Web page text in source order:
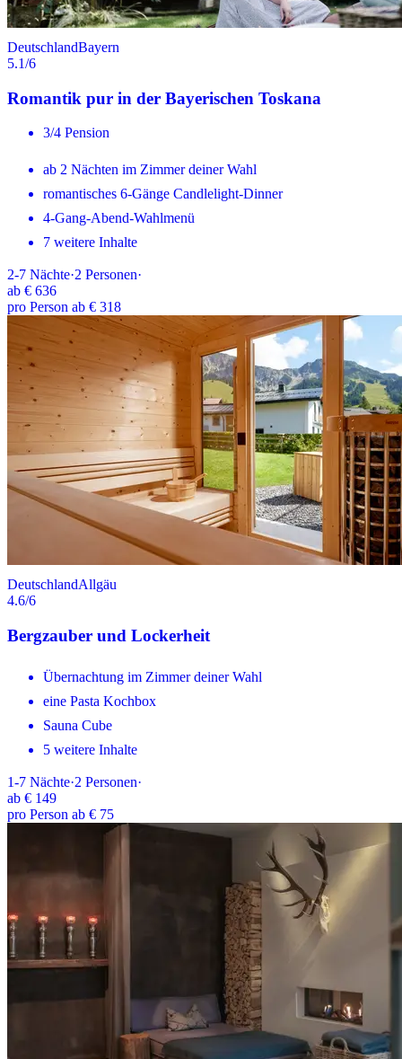
DeutschlandBayern
5.1/6
Romantik pur in der Bayerischen Toskana
3/4 Pension
ab 2 Nächten im Zimmer deiner Wahl
romantisches 6-Gänge Candlelight-Dinner
4-Gang-Abend-Wahlmenü
7 weitere Inhalte
2-7 Nächte·2 Personen·
ab € 636
pro Person ab € 318
DeutschlandAllgäu
4.6/6
Bergzauber und Lockerheit
Übernachtung im Zimmer deiner Wahl
eine Pasta Kochbox
Sauna Cube
5 weitere Inhalte
1-7 Nächte·2 Personen·
ab € 149
pro Person ab € 75